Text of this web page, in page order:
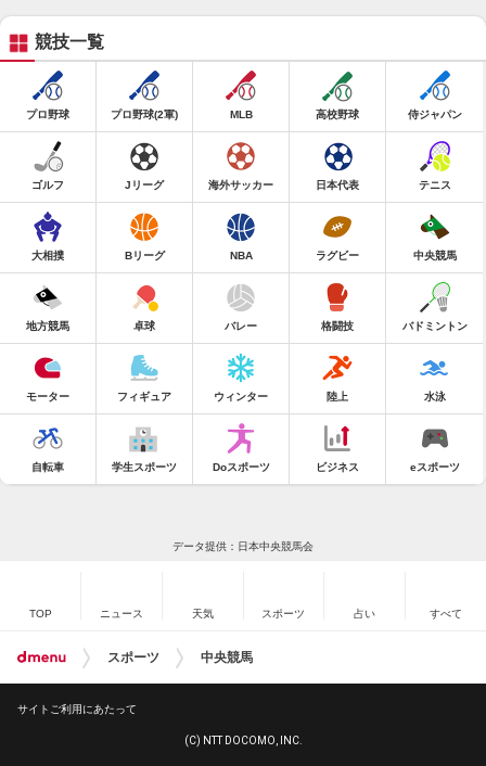
競技一覧
プロ野球 プロ野球(2軍) MLB 高校野球 侍ジャパン
ゴルフ Jリーグ 海外サッカー 日本代表 テニス
大相撲 Bリーグ NBA ラグビー 中央競馬
地方競馬 卓球 バレー 格闘技 バドミントン
モーター フィギュア ウィンター 陸上 水泳
自転車 学生スポーツ Doスポーツ ビジネス eスポーツ
データ提供：日本中央競馬会
TOP ニュース 天気 スポーツ 占い すべて
スポーツ 中央競馬
サイトご利用にあたって
(C) NTT DOCOMO, INC.